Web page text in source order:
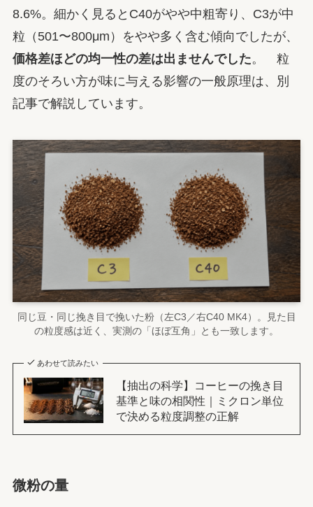
8.6%。細かく見るとC40がやや中粗寄り、C3が中
粒（501〜800μm）をやや多く含む傾向でしたが、
価格差ほどの均一性の差は出ませんでした。 粒
度のそろい方が味に与える影響の一般原理は、別
記事で解説しています。
同じ豆・同じ挽き目で挽いた粉（左C3／右C40 MK4）。見た目
の粒度感は近く、実測の「ほぼ互角」とも一致します。
あわせて読みたい
【抽出の科学】コーヒーの挽き目
基準と味の相関性｜ミクロン単位
で決める粒度調整の正解
微粉の量